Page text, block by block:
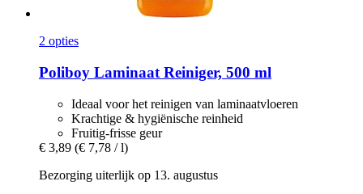
2 opties
Poliboy Laminaat Reiniger, 500 ml
Ideaal voor het reinigen van laminaatvloeren
Krachtige & hygiënische reinheid
Fruitig-frisse geur
€ 3,89 (€ 7,78 / l)
Bezorging uiterlijk op 13. augustus